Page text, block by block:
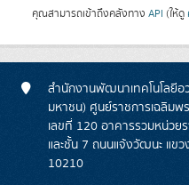
คุณสามารถเข้าถึงคลังทาง API (ให้ดู
สำนักงานพัฒนาเทคโนโลยีอ
มหาชน) ศูนย์ราชการเฉลิม
เลขที่ 120 อาคารรวมหน่วย
และชั้น 7 ถนนแจ้งวัฒนะ แข
10210